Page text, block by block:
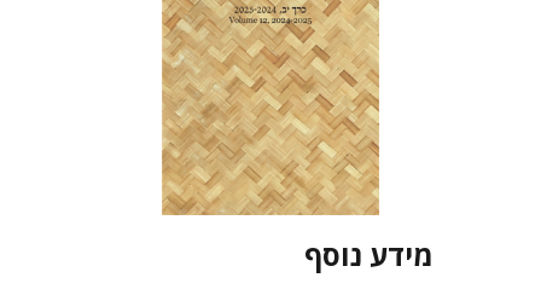
מידע נוסף